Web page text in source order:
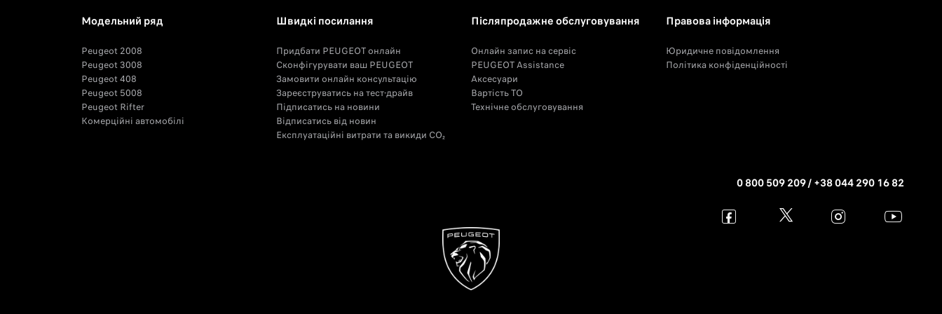
Модельний ряд
Peugeot 2008
Peugeot 3008
Peugeot 408
Peugeot 5008
Peugeot Rifter
Комерційні автомобілі
Швидкі посилання
Придбати PEUGEOT онлайн
Сконфігурувати ваш PEUGEOT
Замовити онлайн консультацію
Зареєструватись на тест-драйв
Підписатись на новини
Відписатись від новин
Експлуатаційні витрати та викиди CO₂
Післяпродажне обслуговування
Онлайн запис на сервіс
PEUGEOT Assistance
Аксесуари
Вартість ТО
Технічне обслуговування
Правова інформація
Юридичне повідомлення
Політика конфіденційності
0 800 509 209 / +38 044 290 16 82